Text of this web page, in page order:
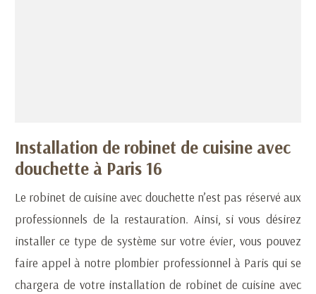
Installation de robinet de cuisine avec
douchette à Paris 16
Le robinet de cuisine avec douchette n’est pas réservé aux
professionnels de la restauration. Ainsi, si vous désirez
installer ce type de système sur votre évier, vous pouvez
faire appel à notre plombier professionnel à Paris qui se
chargera de votre installation de robinet de cuisine avec